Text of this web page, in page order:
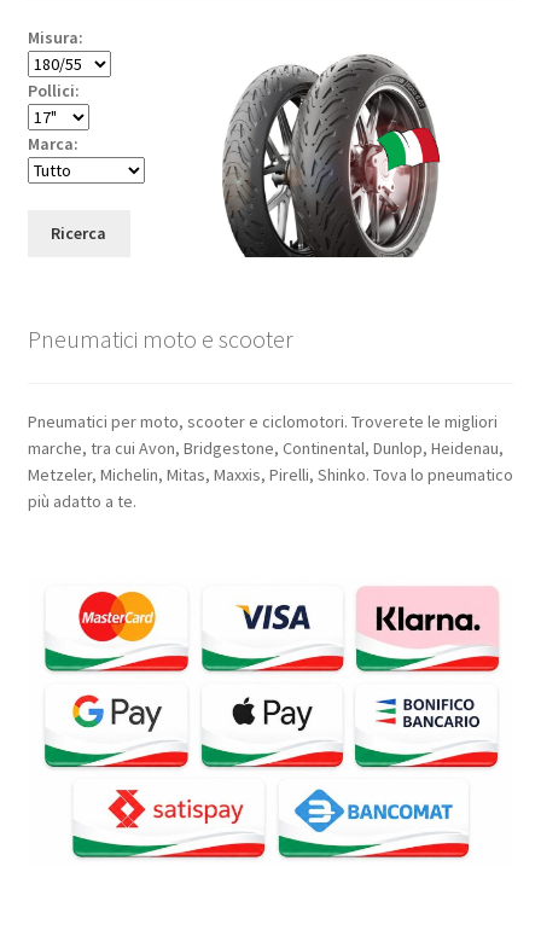
Misura:
Pollici:
Marca:
Ricerca
Pneumatici moto e scooter
Pneumatici per moto, scooter e ciclomotori. Troverete le migliori
marche, tra cui Avon, Bridgestone, Continental, Dunlop, Heidenau,
Metzeler, Michelin, Mitas, Maxxis, Pirelli, Shinko. Tova lo pneumatico
più adatto a te.